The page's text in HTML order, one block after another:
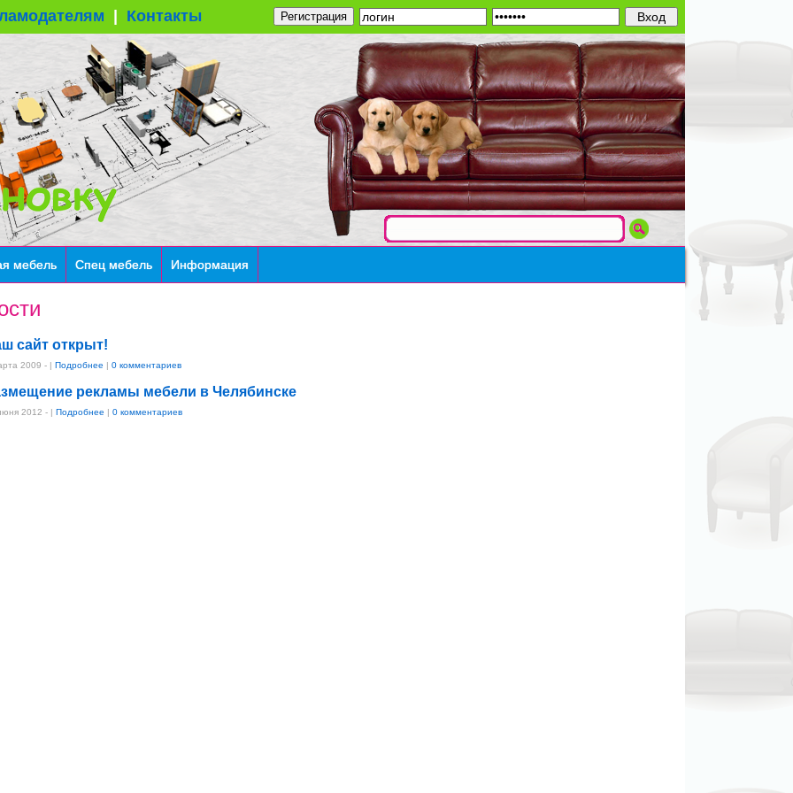
Контакты Регистрация
мебель Спец мебель Информация
сайт открыт!
2009 - | Подробнее | 0 комментариев
рекламы мебели в Челябинске
2012 - | Подробнее | 0 комментариев